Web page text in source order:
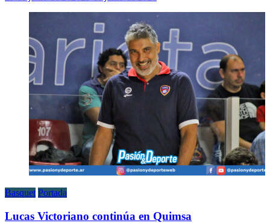
Basquet Portada
Lucas Victoriano continúa en Quimsa